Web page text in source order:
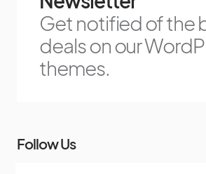
Get notified of the
deals on our
themes.
Follow Us